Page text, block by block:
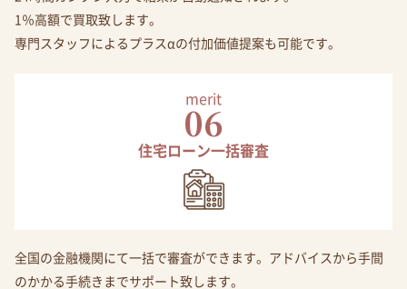
1％高額で買取致します。
専門スタッフによるプラスαの付加価値提案も可能です。
merit
06
住宅ローン一括審査
全国の金融機関にて一括で審査ができます。アドバイスから手間
のかかる手続きまでサポート致します。